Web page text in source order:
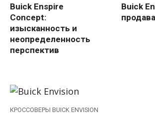
Buick Enspire
Concept:
изысканность и
неопределенность
перспектив
Buick
КРОССОВЕРЫ BUICK ENVISION